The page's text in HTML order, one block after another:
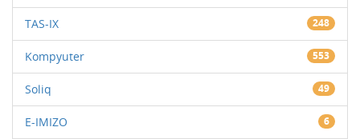
TAS-IX 248
Kompyuter 553
Soliq 49
E-IMIZO 6